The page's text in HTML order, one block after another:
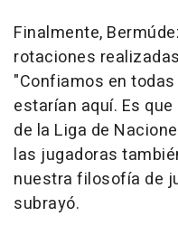
Finalmente,
rotaciones
"Confiamos en
estarían aquí. Es
de la Liga de
las jugadoras
nuestra filosofía de
subrayó.